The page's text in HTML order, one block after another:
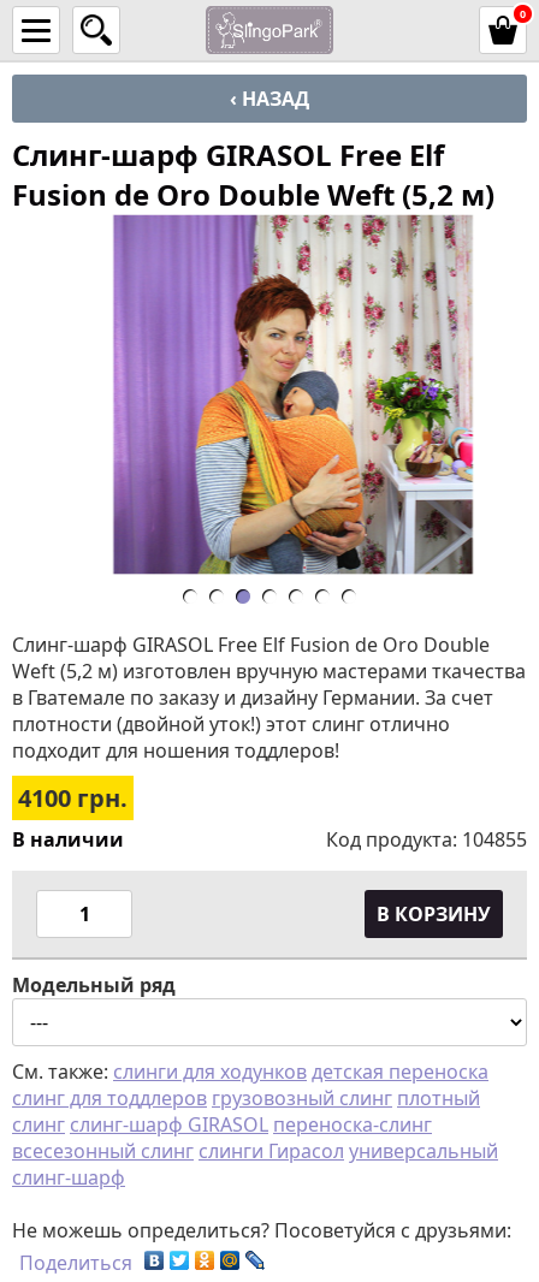
0
‹ НАЗАД
Слинг-шарф GIRASOL Free Elf
Fusion de Oro Double Weft (5,2 м)
Слинг-шарф GIRASOL Free Elf Fusion de Oro Double
Weft (5,2 м) изготовлен вручную мастерами ткачества
в Гватемале по заказу и дизайну Германии. За счет
плотности (двойной уток!) этот слинг отлично
подходит для ношения тоддлеров!
4100 грн.
В наличии Код продукта: 104855
В КОРЗИНУ
Модельный ряд
См. также: слинги для ходунковдетская переноска
слинг для тоддлеров грузовозный слинг плотный
слинг слинг-шарф GIRASOL переноска-слинг
всесезонный слинг слинги Гирасол универсальный
слинг-шарф
Не можешь определиться? Посоветуйся с друзьями:
Поделиться